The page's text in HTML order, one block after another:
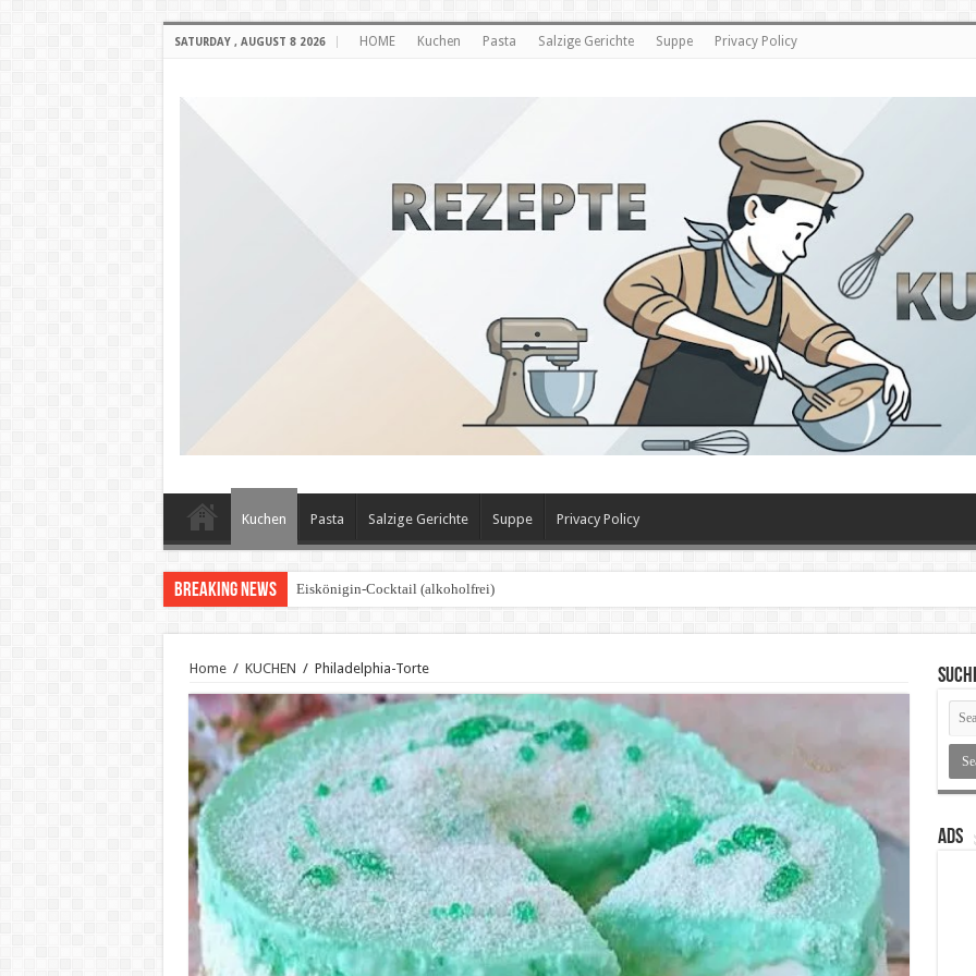
SATURDAY , AUGUST 8 2026 HOME Kuchen Pasta Salzige Gerichte Suppe Privacy Policy
Kuchen Pasta Salzige Gerichte Suppe Privacy Policy
Breaking News Eiskönigin-Cocktail (alkoholfrei)
Home / KUCHEN / Philadelphia-Torte
ADS